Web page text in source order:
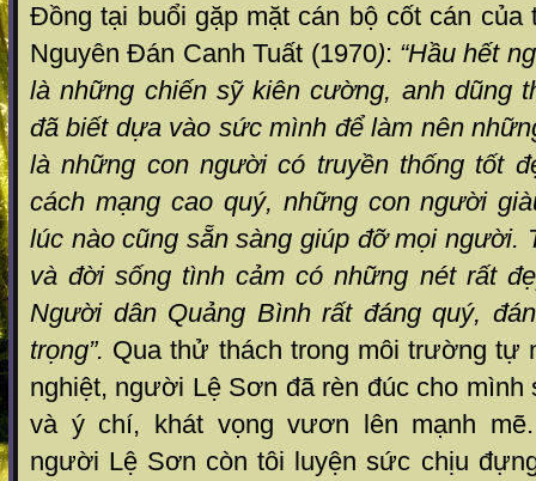
Đồng tại buổi gặp mặt cán bộ cốt cán của
Nguyên Đán Canh Tuất (1970): “Hầu hết
là những chiến sỹ kiên cường, anh dũng
đã biết dựa vào sức mình để làm nên
là những con người có truyền thống tốt
cách mạng cao quý, những con người
lúc nào cũng sẵn sàng giúp đỡ mọi người.
và đời sống tình cảm có những nét rất
Người dân Quảng Bình rất đáng quý,
trọng”. Qua thử thách trong môi trường tự
nghiệt, người Lệ Sơn đã rèn đúc cho
và ý chí, khát vọng vươn lên mạnh
người Lệ Sơn còn tôi luyện sức chịu